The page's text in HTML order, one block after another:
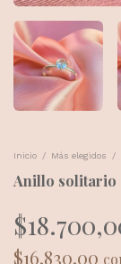
Inicio / Más elegidos /
Anillo solitario
$16.830,00